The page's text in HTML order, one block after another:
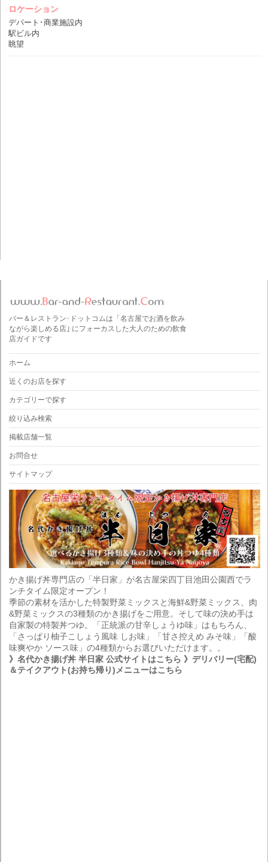
ロケーション
デパート･商業施設内
駅ビル内
眺望
バー＆レストラン･ドットコムは「名古屋でお酒を飲み
ながら楽しめる店｣ にフォーカスした大人のための飲食
店ガイドです
ホーム
近くのお店を探す
カテゴリーで探す
絞り込み検索
掲載店舗一覧
お問合せ
サイトマップ
かき揚げ丼専門店の「半日家」が名古屋栄四丁目池田公園西でラ
ンチタイム限定オープン！
季節の素材を活かした特製野菜ミックスと海鮮&野菜ミックス、肉
&野菜ミックスの3種類のかき揚げをご用意。そして味の決め手は
自家製の特製丼つゆ。「正統派の甘辛しょうゆ味」はもちろん、
「さっぱり柚子こしょう風味 しお味」「甘さ控えめ みそ味」「酸
味爽やか ソース味」の4種類からお選びいただけます。。
》名代かき揚げ丼 半日家 公式サイトはこちら 》デリバリー(宅配)
＆テイクアウト(お持ち帰り)メニューはこちら